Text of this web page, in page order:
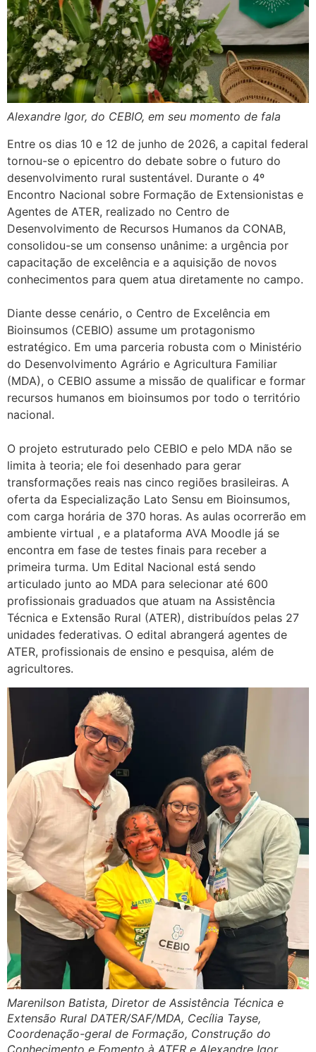
Alexandre Igor, do CEBIO, em seu momento de fala
Entre os dias 10 e 12 de junho de 2026, a capital federal
tornou-se o epicentro do debate sobre o futuro do
desenvolvimento rural sustentável. Durante o 4º
Encontro Nacional sobre Formação de Extensionistas e
Agentes de ATER, realizado no Centro de
Desenvolvimento de Recursos Humanos da CONAB,
consolidou-se um consenso unânime: a urgência por
capacitação de excelência e a aquisição de novos
conhecimentos para quem atua diretamente no campo.
Diante desse cenário, o Centro de Excelência em
Bioinsumos (CEBIO) assume um protagonismo
estratégico. Em uma parceria robusta com o Ministério
do Desenvolvimento Agrário e Agricultura Familiar
(MDA), o CEBIO assume a missão de qualificar e formar
recursos humanos em bioinsumos por todo o território
nacional.
O projeto estruturado pelo CEBIO e pelo MDA não se
limita à teoria; ele foi desenhado para gerar
transformações reais nas cinco regiões brasileiras. A
oferta da Especialização Lato Sensu em Bioinsumos,
com carga horária de 370 horas. As aulas ocorrerão em
ambiente virtual , e a plataforma AVA Moodle já se
encontra em fase de testes finais para receber a
primeira turma. Um Edital Nacional está sendo
articulado junto ao MDA para selecionar até 600
profissionais graduados que atuam na Assistência
Técnica e Extensão Rural (ATER), distribuídos pelas 27
unidades federativas. O edital abrangerá agentes de
ATER, profissionais de ensino e pesquisa, além de
agricultores.
Marenilson Batista, Diretor de Assistência Técnica e
Extensão Rural DATER/SAF/MDA, Cecília Tayse,
Coordenação-geral de Formação, Construção do
Conhecimento e Fomento à ATER e Alexandre Igor,